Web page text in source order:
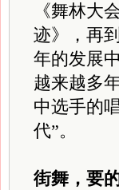
《舞林大
迹》，再
年的发展
越来越多
中选手的
代”。
街舞，要